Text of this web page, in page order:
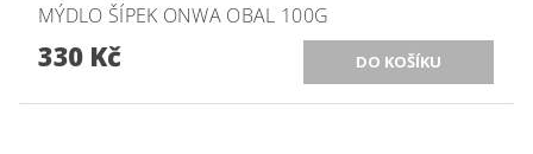
MÝDLO ŠÍPEK ONWA OBAL 100G
330 Kč